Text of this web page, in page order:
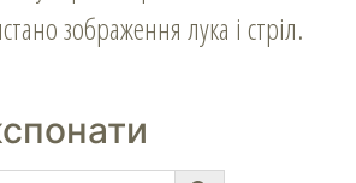
зображення лука і стріл.